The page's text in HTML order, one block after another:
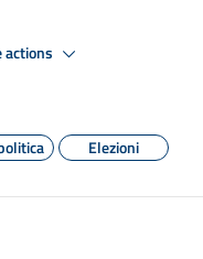
actions
Elezioni